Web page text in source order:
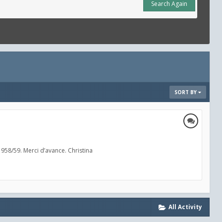
Search Again
SORT BY
59. Merci d’avance. Christina
All Activity